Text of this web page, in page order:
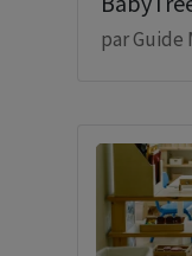
parGuide